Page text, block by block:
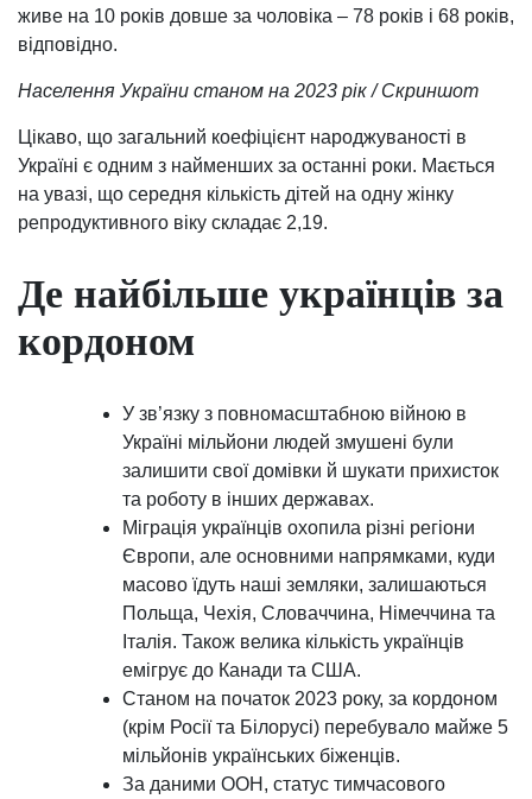
живе на 10 років довше за чоловіка – 78 років і 68 років,
відповідно.
Населення України станом на 2023 рік / Скриншот
Цікаво, що загальний коефіцієнт народжуваності в
Україні є одним з найменших за останні роки. Мається
на увазі, що середня кількість дітей на одну жінку
репродуктивного віку складає 2,19.
Де найбільше українців за
кордоном
У зв’язку з повномасштабною війною в
Україні мільйони людей змушені були
залишити свої домівки й шукати прихисток
та роботу в інших державах.
Міграція українців охопила різні регіони
Європи, але основними напрямками, куди
масово їдуть наші земляки, залишаються
Польща, Чехія, Словаччина, Німеччина та
Італія. Також велика кількість українців
емігрує до Канади та США.
Станом на початок 2023 року, за кордоном
(крім Росії та Білорусі) перебувало майже 5
мільйонів українських біженців.
За даними ООН, статус тимчасового